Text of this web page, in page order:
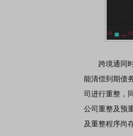
跨境通同时
能清偿到期债
司进行重整，
公司重整及预
及重整程序尚